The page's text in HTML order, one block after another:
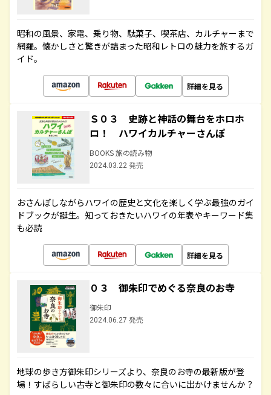
昭和の風景、家電、乗り物、駄菓子、喫茶店、カルチャーまで
網羅。懐かしさと驚きが詰まった昭和レトロの魅力を旅するガ
イド。
詳細を見る
Ｓ０３ 史跡と神話の舞台をホロホ
ロ！ ハワイカルチャーさんぽ
BOOKS 旅の読み物
2024.03.22 発売
おさんぽしながらハワイの歴史と文化を楽しく学ぶ最強のガイ
ドブックが誕生。知っておきたいハワイの年表やキーワード集
も必読
詳細を見る
０３ 御朱印でめぐる奈良のお寺
御朱印
2024.06.27 発売
地球の歩き方御朱印シリーズより、奈良のお寺の最新版が登
場！すばらしい古寺と御朱印の数々に合いに出かけませんか？